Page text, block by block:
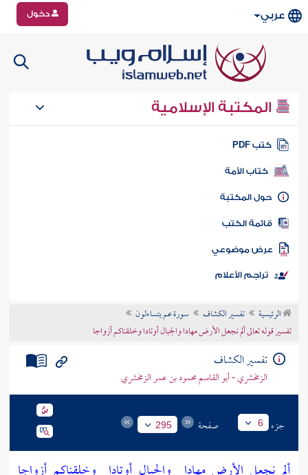
عربي دخول
المكتبة الإسلامية
كتب PDF
كتاب الأمة
المكتبة
الكتب
موضوعي
تراجم الأعلام
الرئيسية تفسير الكشاف
سورة عم يتساءلون
تفسير قوله تعالى ألم نجعل الأرض مهادا والجبال أوتادا وخلقناكم أزواجا
تفسير الكشاف
الزمخشري - أبو القاسم محمود بن عمر الزمخشري
جزء 6 صفحة 295